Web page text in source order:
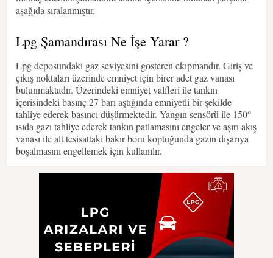
aşağıda sıralanmıştır.
Lpg Şamandırası Ne İşe Yarar ?
Lpg deposundaki gaz seviyesini gösteren ekipmandır. Giriş ve
çıkış noktaları üzerinde emniyet için birer adet gaz vanası
bulunmaktadır. Üzerindeki emniyet valfleri ile tankın
içerisindeki basınç 27 barı aştığında emniyetli bir şekilde
tahliye ederek basıncı düşürmektedir. Yangın sensörü ile 150°
ısıda gazı tahliye ederek tankın patlamasını engeler ve aşırı akış
vanası ile alt tesisattaki bakır boru koptuğunda gazın dışarıya
boşalmasını engellemek için kullanılır.